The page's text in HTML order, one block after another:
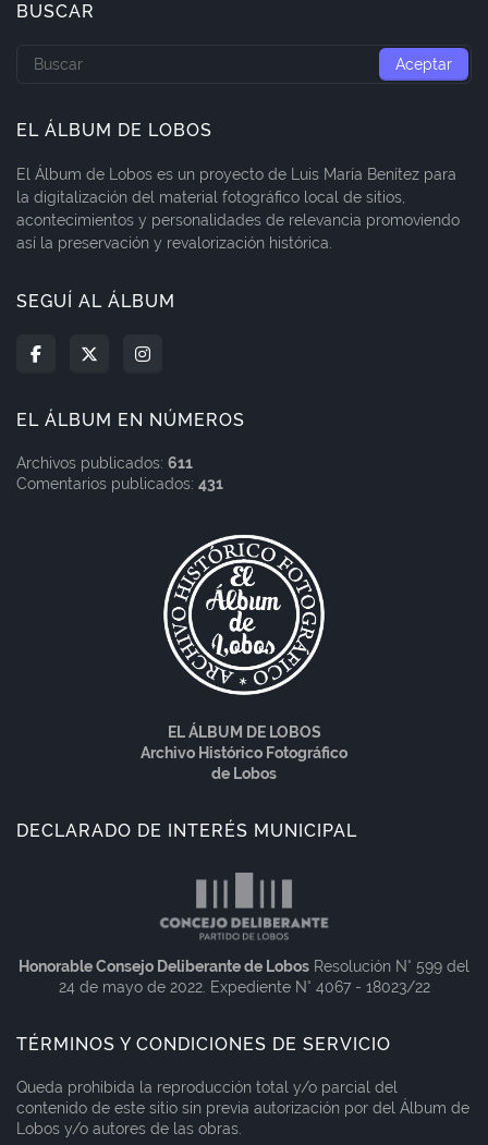
BUSCAR
EL ÁLBUM DE LOBOS
El Álbum de Lobos es un proyecto de Luis María Benítez para
la digitalización del material fotográfico local de sitios,
acontecimientos y personalidades de relevancia promoviendo
así la preservación y revalorización histórica.
SEGUÍ AL ÁLBUM
EL ÁLBUM EN NÚMEROS
Archivos publicados: 611
Comentarios publicados: 431
EL ÁLBUM DE LOBOS
Archivo Histórico Fotográfico
de Lobos
DECLARADO DE INTERÉS MUNICIPAL
Honorable Consejo Deliberante de Lobos Resolución N° 599 del
24 de mayo de 2022. Expediente N° 4067 - 18023/22
TÉRMINOS Y CONDICIONES DE SERVICIO
Queda prohibida la reproducción total y/o parcial del
contenido de este sitio sin previa autorización por del Álbum de
Lobos y/o autores de las obras.